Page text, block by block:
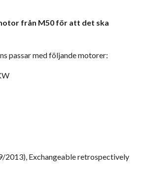
från M50 för att det ska
passar med följande motorer:
Exchangeable retrospectively